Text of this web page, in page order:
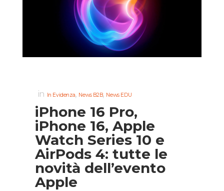
in In Evidenza, News B2B, News EDU
iPhone 16 Pro,
iPhone 16, Apple
Watch Series 10 e
AirPods 4: tutte le
novità dell’evento
Apple